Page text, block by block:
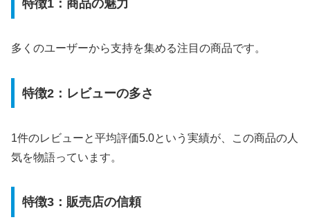
特徴1：商品の魅力
多くのユーザーから支持を集める注目の商品です。
特徴2：レビューの多さ
1件のレビューと平均評価5.0という実績が、この商品の人
気を物語っています。
特徴3：販売店の信頼